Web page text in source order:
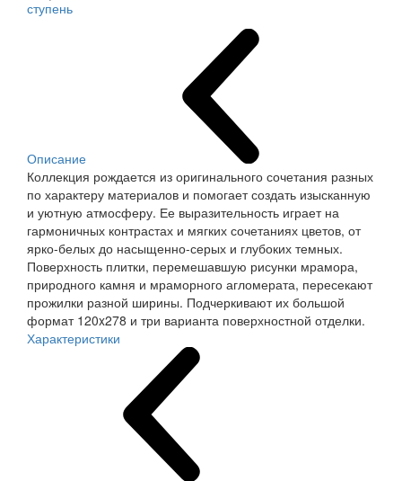
ступень
Описание
Коллекция рождается из оригинального сочетания разных
по характеру материалов и помогает создать изысканную
и уютную атмосферу. Ее выразительность играет на
гармоничных контрастах и мягких сочетаниях цветов, от
ярко-белых до насыщенно-серых и глубоких темных.
Поверхность плитки, перемешавшую рисунки мрамора,
природного камня и мраморного агломерата, пересекают
прожилки разной ширины. Подчеркивают их большой
формат 120x278 и три варианта поверхностной отделки.
Характеристики